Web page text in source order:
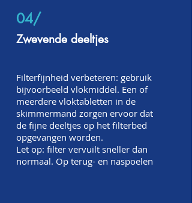
04/
Zwevende deeltjes
Filterfijnheid verbeteren: gebruik
bijvoorbeeld vlokmiddel. Een of
meerdere vloktabletten in de
skimmermand zorgen ervoor dat
de fijne deeltjes op het filterbed
opgevangen worden.
Let op: filter vervuilt sneller dan
normaal. Op terug- en naspoelen